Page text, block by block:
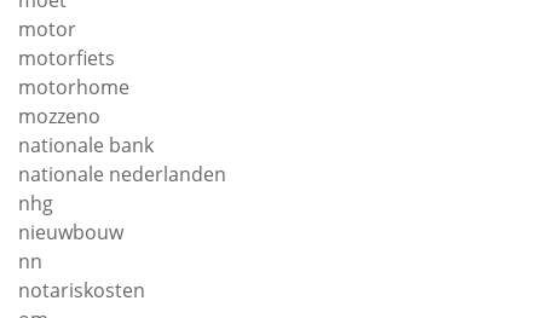
motor
motorfiets
motorhome
mozzeno
nationale bank
nationale nederlanden
nhg
nieuwbouw
nn
notariskosten